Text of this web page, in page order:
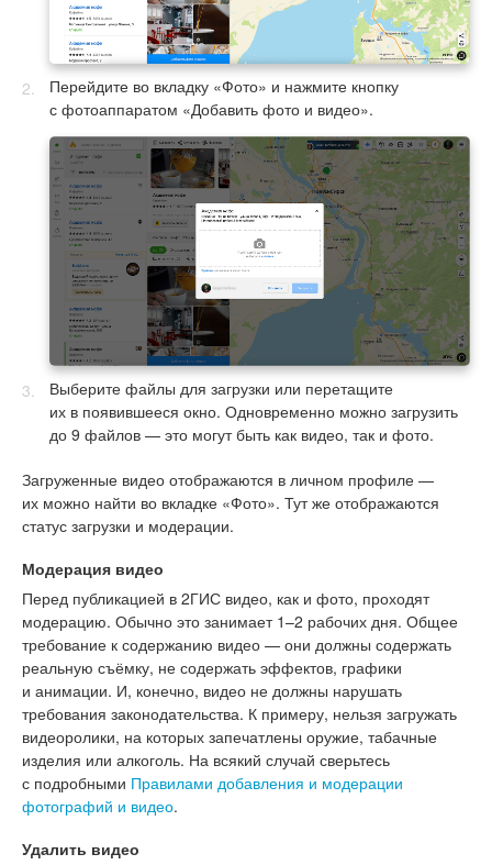
Перейдите во вкладку «Фото» и нажмите кнопку
с фотоаппаратом «Добавить фото и видео».
Выберите файлы для загрузки или перетащите
их в появившееся окно. Одновременно можно загрузить
до 9 файлов — это могут быть как видео, так и фото.
Загруженные видео отображаются в личном профиле —
их можно найти во вкладке «Фото». Тут же отображаются
статус загрузки и модерации.
Модерация видео
Перед публикацией в 2ГИС видео, как и фото, проходят
модерацию. Обычно это занимает 1–2 рабочих дня. Общее
требование к содержанию видео — они должны содержать
реальную съёмку, не содержать эффектов, графики
и анимации. И, конечно, видео не должны нарушать
требования законодательства. К примеру, нельзя загружать
видеоролики, на которых запечатлены оружие, табачные
изделия или алкоголь. На всякий случай сверьтесь
с подробными Правилами добавления и модерации
фотографий и видео.
Удалить видео